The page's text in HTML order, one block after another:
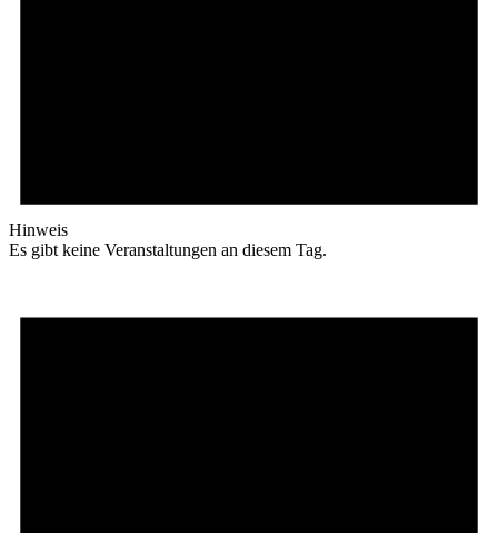
Hinweis
Es gibt keine Veranstaltungen an diesem Tag.